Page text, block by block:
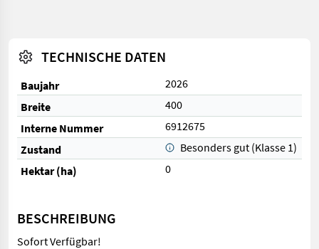
TECHNISCHE DATEN
Baujahr
2026
Breite
400
Interne Nummer
6912675
Zustand
Besonders gut (Klasse 1)
Hektar (ha)
0
BESCHREIBUNG
Sofort Verfügbar!